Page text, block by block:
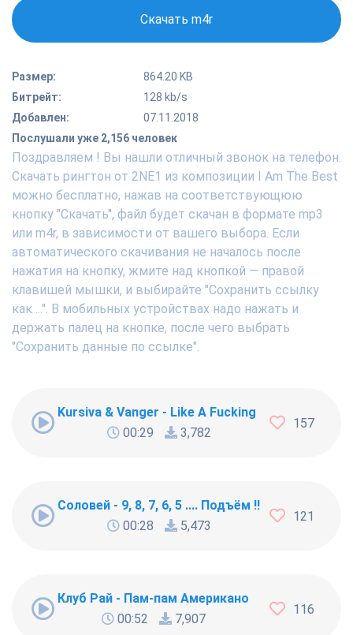
Скачать m4r
Размер:
864.20 KB
Битрейт:
128 kb/s
Добавлен:
07.11.2018
Послушали уже 2,156 человек
Поздравляем ! Вы нашли отличный звонок на телефон.
Скачать рингтон от 2NE1 из композиции I Am The Best
можно бесплатно, нажав на соответствующюю
кнопку "Скачать", файл будет скачан в формате mp3
или m4r, в зависимости от вашего выбора. Если
автоматического скачивания не началось после
нажатия на кнопку, жмите над кнопкой — правой
клавишей мышки, и выбирайте "Сохранить ссылку
как ...". В мобильных устройствах надо нажать и
держать палец на кнопке, после чего выбрать
"Сохранить данные по ссылке".
Kursiva & Vanger - Like A Fucking Newbie
00:29
3,782
157
Соловей - 9, 8, 7, 6, 5 .... Подъём !!!
00:28
5,473
121
Клуб Рай - Пам-пам Американо
00:52
7,907
116